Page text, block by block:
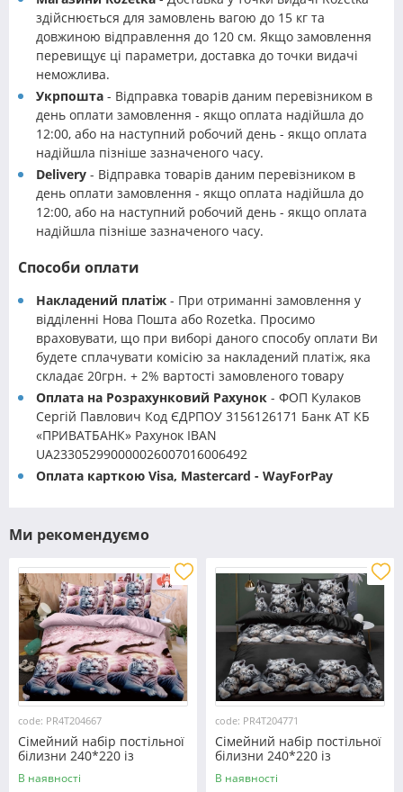
здійснюється для замовлень вагою до 15 кг та
довжиною відправлення до 120 см. Якщо замовлення
перевищує ці параметри, доставка до точки видачі
неможлива.
Укрпошта - Відправка товарів даним перевізником в
день оплати замовлення - якщо оплата надійшла до
12:00, або на наступний робочий день - якщо оплата
надійшла пізніше зазначеного часу.
Delivery - Відправка товарів даним перевізником в
день оплати замовлення - якщо оплата надійшла до
12:00, або на наступний робочий день - якщо оплата
надійшла пізніше зазначеного часу.
Способи оплати
Накладений платіж - При отриманні замовлення у
відділенні Нова Пошта або Rozetka. Просимо
враховувати, що при виборі даного способу оплати Ви
будете сплачувати комісію за накладений платіж, яка
складає 20грн. + 2% вартості замовленого товару
Оплата на Розрахунковий Рахунок - ФОП Кулаков
Сергій Павлович Код ЄДРПОУ 3156126171 Банк АТ КБ
«ПРИВАТБАНК» Рахунок IBAN
UA233052990000026007016006492
Оплата карткою Visa, Mastercard - WayForPay
Ми рекомендуємо
code: PR4T204667
Сімейний набір постільної
білизни 240*220 із
полікотону №204667
Черешенька™
В наявності
code: PR4T204771
Сімейний набір постільної
білизни 240*220 із
полікотону №204771
Черешенька™
В наявності